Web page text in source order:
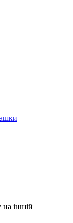
на іншій